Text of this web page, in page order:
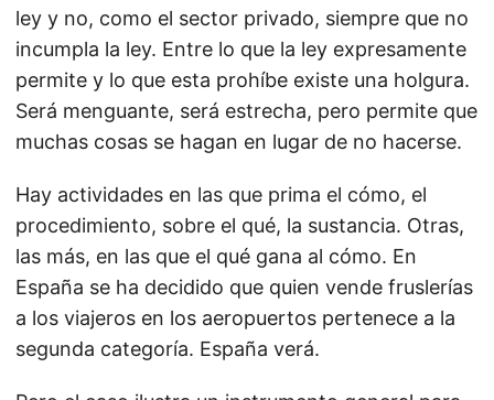
ley y no, como el sector privado, siempre que no
incumpla la ley. Entre lo que la ley expresamente
permite y lo que esta prohíbe existe una holgura.
Será menguante, será estrecha, pero permite que
muchas cosas se hagan en lugar de no hacerse.
Hay actividades en las que prima el cómo, el
procedimiento, sobre el qué, la sustancia. Otras,
las más, en las que el qué gana al cómo. En
España se ha decidido que quien vende fruslerías
a los viajeros en los aeropuertos pertenece a la
segunda categoría. España verá.